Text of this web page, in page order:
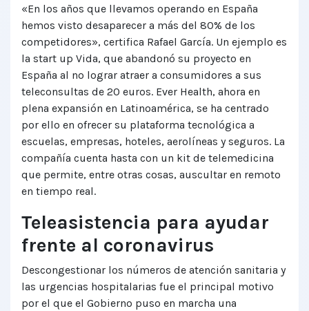
«En los años que llevamos operando en España
hemos visto desaparecer a más del 80% de los
competidores», certifica Rafael García. Un ejemplo es
la start up Vida, que abandonó su proyecto en
España al no lograr atraer a consumidores a sus
teleconsultas de 20 euros. Ever Health, ahora en
plena expansión en Latinoamérica, se ha centrado
por ello en ofrecer su plataforma tecnológica a
escuelas, empresas, hoteles, aerolíneas y seguros. La
compañía cuenta hasta con un kit de telemedicina
que permite, entre otras cosas, auscultar en remoto
en tiempo real.
Teleasistencia para ayudar
frente al coronavirus
Descongestionar los números de atención sanitaria y
las urgencias hospitalarias fue el principal motivo
por el que el Gobierno puso en marcha una